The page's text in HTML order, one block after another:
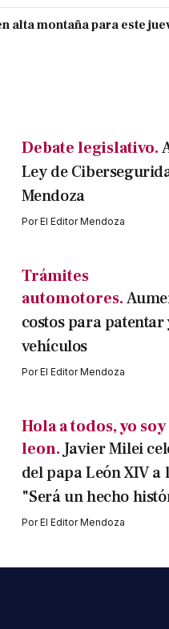
alta montaña para este
Debate legislativo.
Ley de
Mendoza
PorEl Editor Mendoza
Trámites
automotores.
costos para
vehículos
PorEl Editor Mendoza
Hola a todos, yo
leon. Javier Milei
del papa León XIV a
"Será un hecho
PorEl Editor Mendoza